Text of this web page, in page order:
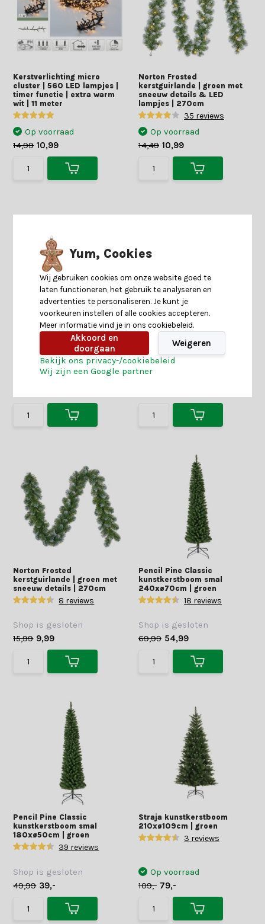
Kerstverlichting micro
cluster | 560 LED lampjes |
timer functie | extra warm
wit | 11 meter
Op voorraad
14,99 10,99
Norton Frosted
kerstguirlande | groen met
sneeuw details & LED
lampjes | 270cm
35 reviews
Op voorraad
14,49 10,99
Kerstverlichting op
batterijen | 24 LED lampjes |
warm wit | 1,8 meter
16 reviews
Shop is gesloten
Forest Frosted Slim
kunstkerstboom
230xø130cm | groen met
bevroren details
Norton Frosted
kerstguirlande | groen met
sneeuw details | 270cm
8 reviews
Shop is gesloten
15,99 9,99
Pencil Pine Classic
kunstkerstboom smal
240xø70cm | groen
18 reviews
Shop is gesloten
69,99 54,99
Pencil Pine Classic
kunstkerstboom smal
180xø50cm | groen
39 reviews
Shop is gesloten
49,99 39,-
Straja kunstkerstboom
210xø109cm | groen
3 reviews
Op voorraad
109,- 79,-
Yum, Cookies
Wij gebruiken cookies om onze website goed te
laten functioneren, het gebruik te analyseren en
advertenties te personaliseren. Je kunt je
voorkeuren instellen of alle cookies accepteren.
Meer informatie vind je in ons cookiebeleid.
Akkoord en
doorgaan
Weigeren
Bekijk ons privacy-/cookiebeleid
Wij zijn een Google partner